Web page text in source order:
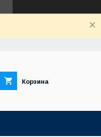
Корзина